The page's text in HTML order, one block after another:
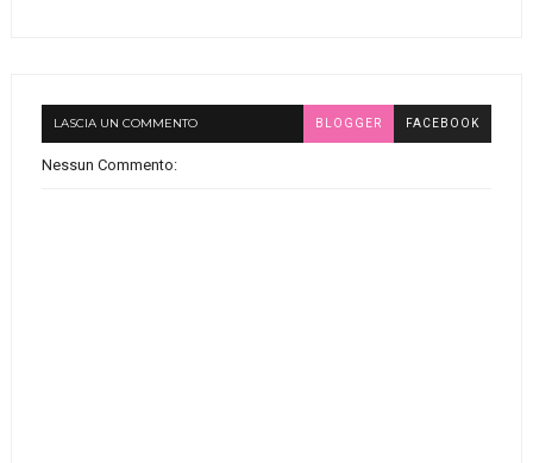
LASCIA UN COMMENTO BLOGGER FACEBOOK
Nessun Commento: